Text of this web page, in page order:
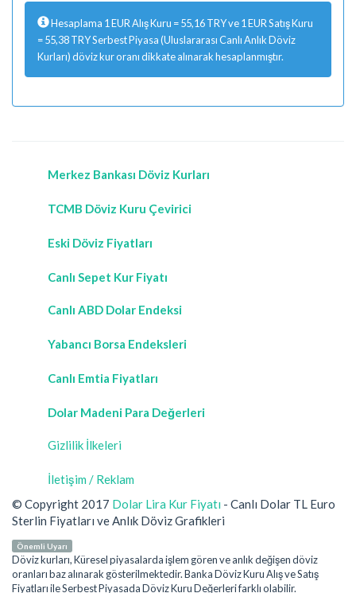
Hesaplama 1 EUR Alış Kuru = 55,16 TRY ve 1 EUR Satış Kuru
= 55,38 TRY Serbest Piyasa (Uluslararası Canlı Anlık Döviz
Kurları) döviz kur oranı dikkate alınarak hesaplanmıştır.
Merkez Bankası Döviz Kurları
TCMB Döviz Kuru Çevirici
Eski Döviz Fiyatları
Canlı Sepet Kur Fiyatı
Canlı ABD Dolar Endeksi
Yabancı Borsa Endeksleri
Canlı Emtia Fiyatları
Dolar Madeni Para Değerleri
Gizlilik İlkeleri
İletişim / Reklam
© Copyright 2017 Dolar Lira Kur Fiyatı - Canlı Dolar TL Euro
Sterlin Fiyatları ve Anlık Döviz Grafikleri
Önemli Uyarı
Döviz kurları, Küresel piyasalarda işlem gören ve anlık değişen döviz
oranları baz alınarak gösterilmektedir. Banka Döviz Kuru Alış ve Satış
Fiyatları ile Serbest Piyasada Döviz Kuru Değerleri farklı olabilir.